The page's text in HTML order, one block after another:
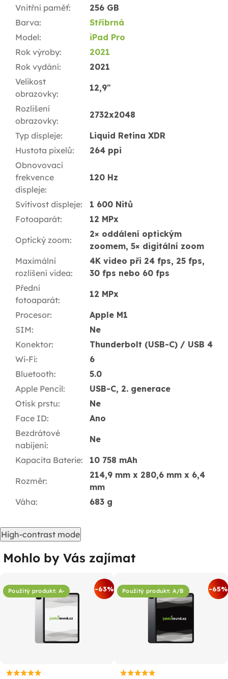
Vnitřní paměť:
256 GB
Barva:
Stříbrná
Model:
iPad Pro
Rok výroby:
2021
Rok vydání:
2021
Velikost
obrazovky:
12,9"
Rozlišení
obrazovky:
2732x2048
Typ displeje:
Liquid Retina XDR
Hustota pixelů:
264 ppi
Obnovovací
frekvence
displeje:
120 Hz
Svítivost displeje:
1 600 Nitů
Fotoaparát: 12 MPx
Optický zoom:
2× oddálení optickým
zoomem, 5× digitální zoom
Maximální
rozlišení videa:
4K video při 24 fps, 25 fps,
30 fps nebo 60 fps
Přední
fotoaparát:
12 MPx
Procesor:
Apple M1
SIM:
Ne
Konektor:
Thunderbolt (USB-C) / USB 4
Wi-Fi:
6
Bluetooth:
5.0
Apple Pencil:
USB-C, 2. generace
Otisk prstu:
Ne
Face ID:
Ano
Bezdrátové
nabíjení:
Ne
Kapacita Baterie: 10 758 mAh
Rozměr:
214,9 mm x 280,6 mm x 6,4
mm
Váha: 683 g
High-contrast mode
Mohlo by Vás zajímat
Použitý produkt: A- -63% Použitý produkt: A/B -65%